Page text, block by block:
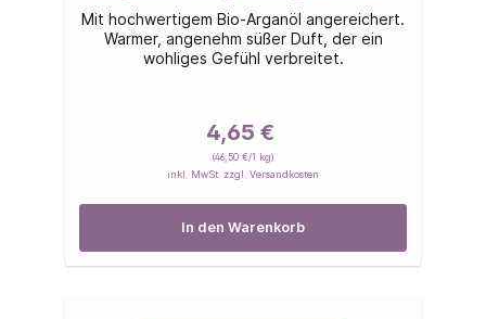
Mit hochwertigem Bio-Arganöl angereichert.
Warmer, angenehm süßer Duft, der ein
wohliges Gefühl verbreitet.
4,65 €
(46,50 €/1 kg)
inkl. MwSt. zzgl. Versandkosten
In den Warenkorb